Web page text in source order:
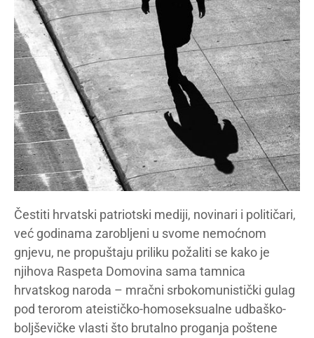
Čestiti hrvatski patriotski mediji, novinari i političari,
već godinama zarobljeni u svome nemoćnom
gnjevu, ne propuštaju priliku požaliti se kako je
njihova Raspeta Domovina sama tamnica
hrvatskog naroda – mračni srbokomunistički gulag
pod terorom ateističko-homoseksualne udbaško-
boljševičke vlasti što brutalno proganja poštene